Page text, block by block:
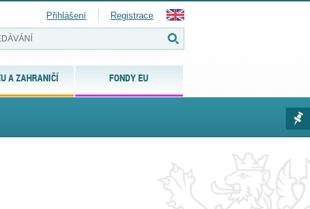
A ZAHRANIČÍ FONDY EU
Přihlášení Registrace